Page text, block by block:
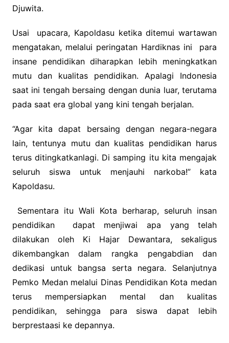
Djuwita.
Usai upacara, Kapoldasu ketika ditemui wartawan
mengatakan, melalui peringatan Hardiknas ini para
insane pendidikan diharapkan lebih meningkatkan
mutu dan kualitas pendidikan. Apalagi Indonesia
saat ini tengah bersaing dengan dunia luar, terutama
pada saat era global yang kini tengah berjalan.
“Agar kita dapat bersaing dengan negara-negara
lain, tentunya mutu dan kualitas pendidikan harus
terus ditingkatkanlagi. Di samping itu kita mengajak
seluruh siswa untuk menjauhi narkoba!” kata
Kapoldasu.
Sementara itu Wali Kota berharap, seluruh insan
pendidikan dapat menjiwai apa yang telah
dilakukan oleh Ki Hajar Dewantara, sekaligus
dikembangkan dalam rangka pengabdian dan
dedikasi untuk bangsa serta negara. Selanjutnya
Pemko Medan melalui Dinas Pendidikan Kota medan
terus mempersiapkan mental dan kualitas
pendidikan, sehingga para siswa dapat lebih
berprestaasi ke depannya.